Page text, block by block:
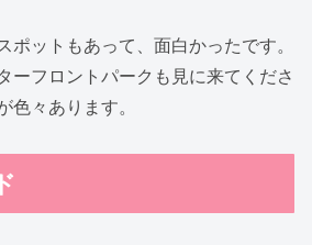
ポットもあって、面白かったです。
ーフロントパークも見に来てくださ
々あります。